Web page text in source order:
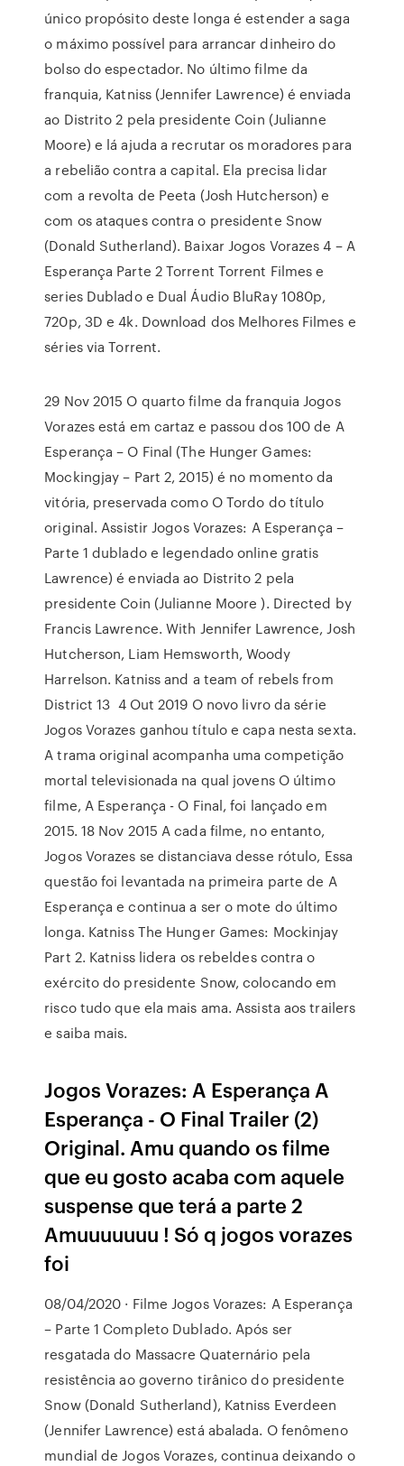
único propósito deste longa é estender a saga
o máximo possível para arrancar dinheiro do
bolso do espectador. No último filme da
franquia, Katniss (Jennifer Lawrence) é enviada
ao Distrito 2 pela presidente Coin (Julianne
Moore) e lá ajuda a recrutar os moradores para
a rebelião contra a capital. Ela precisa lidar
com a revolta de Peeta (Josh Hutcherson) e
com os ataques contra o presidente Snow
(Donald Sutherland). Baixar Jogos Vorazes 4 – A
Esperança Parte 2 Torrent Torrent Filmes e
series Dublado e Dual Áudio BluRay 1080p,
720p, 3D e 4k. Download dos Melhores Filmes e
séries via Torrent.
29 Nov 2015 O quarto filme da franquia Jogos
Vorazes está em cartaz e passou dos 100 de A
Esperança – O Final (The Hunger Games:
Mockingjay – Part 2, 2015) é no momento da
vitória, preservada como O Tordo do título
original. Assistir Jogos Vorazes: A Esperança –
Parte 1 dublado e legendado online gratis
Lawrence) é enviada ao Distrito 2 pela
presidente Coin (Julianne Moore ). Directed by
Francis Lawrence. With Jennifer Lawrence, Josh
Hutcherson, Liam Hemsworth, Woody
Harrelson. Katniss and a team of rebels from
District 13 4 Out 2019 O novo livro da série
Jogos Vorazes ganhou título e capa nesta sexta.
A trama original acompanha uma competição
mortal televisionada na qual jovens O último
filme, A Esperança - O Final, foi lançado em
2015. 18 Nov 2015 A cada filme, no entanto,
Jogos Vorazes se distanciava desse rótulo, Essa
questão foi levantada na primeira parte de A
Esperança e continua a ser o mote do último
longa. Katniss The Hunger Games: Mockinjay
Part 2. Katniss lidera os rebeldes contra o
exército do presidente Snow, colocando em
risco tudo que ela mais ama. Assista aos trailers
e saiba mais.
Jogos Vorazes: A Esperança A
Esperança - O Final Trailer (2)
Original. Amu quando os filme
que eu gosto acaba com aquele
suspense que terá a parte 2
Amuuuuuuu ! Só q jogos vorazes
foi
08/04/2020 · Filme Jogos Vorazes: A Esperança
– Parte 1 Completo Dublado. Após ser
resgatada do Massacre Quaternário pela
resistência ao governo tirânico do presidente
Snow (Donald Sutherland), Katniss Everdeen
(Jennifer Lawrence) está abalada. O fenômeno
mundial de Jogos Vorazes, continua deixando o